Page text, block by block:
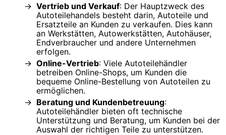
Vertrieb und Verkauf: Der Hauptzweck des
Autoteilehandels besteht darin, Autoteile und
Ersatzteile an Kunden zu verkaufen. Dies kann
an Werkstätten, Autowerkstätten, Autohäuser,
Endverbraucher und andere Unternehmen
erfolgen.
Online-Vertrieb: Viele Autoteilehändler
betreiben Online-Shops, um Kunden die
bequeme Online-Bestellung von Autoteilen zu
ermöglichen.
Beratung und Kundenbetreuung:
Autoteilehändler bieten oft technische
Unterstützung und Beratung, um Kunden bei der
Auswahl der richtigen Teile zu unterstützen.